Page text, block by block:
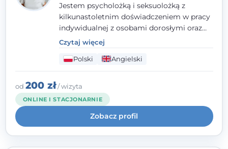
Jestem psycholożką i seksuolożką z
kilkunastoletnim doświadczeniem w pracy
indywidualnej z osobami dorosłymi oraz
parami. Specjalizuję się w obszarze zdrowia
seksualnego, żałoby, kryzysów życiowych i
wypalenia zawodowego. Pracuję w języku
polskim i angielskim, w podejściu
humanistycznym, opartym na
partnerstwie i podmiotowości klienta.
Czytaj więcej
Polski Angielski
od 200 zł/ wizyta
ONLINE I STACJONARNIE
Zobacz profil